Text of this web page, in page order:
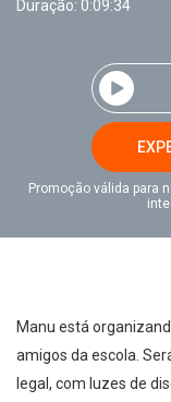
Duração: 0:09:34
Promoção válida para
Manu está
amigos da escola.
legal, com luzes de